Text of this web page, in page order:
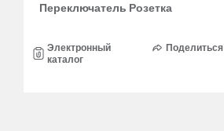
Переключатель Розетка
Электронный
каталог
Поделиться